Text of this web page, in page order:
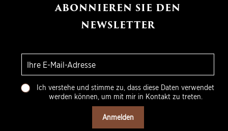
ABONNIEREN SIE DEN
NEWSLETTER
m
a
C
Ich verstehe und stimme zu, dass diese Daten verwendet
werden können, um mit mir in Kontakt zu treten.
Anmelden